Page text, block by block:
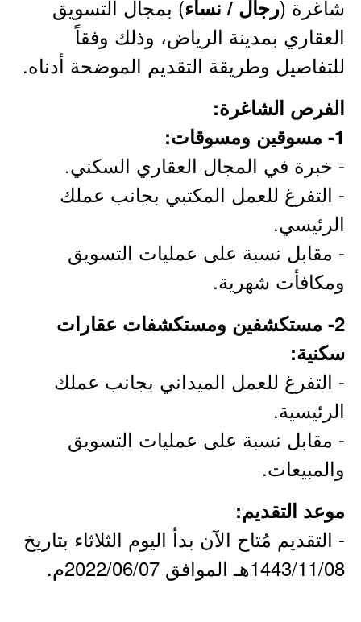
شاغرة (رجال / نساء) بمجال التسويق
العقاري بمدينة الرياض، وذلك وفقاً
للتفاصيل وطريقة التقديم الموضحة أدناه.
الفرص الشاغرة:
1- مسوقين ومسوقات:
- خبرة في المجال العقاري السكني.
- التفرغ للعمل المكتبي بجانب عملك
الرئيسي.
- مقابل نسبة على عمليات التسويق
ومكافأت شهرية.
2- مستكشفين ومستكشفات عقارات
سكنية:
- التفرغ للعمل الميداني بجانب عملك
الرئيسية.
- مقابل نسبة على عمليات التسويق
والمبيعات.
موعد التقديم:
- التقديم مُتاح الآن بدأ اليوم الثلاثاء بتاريخ
1443/11/08هـ الموافق 2022/06/07م.